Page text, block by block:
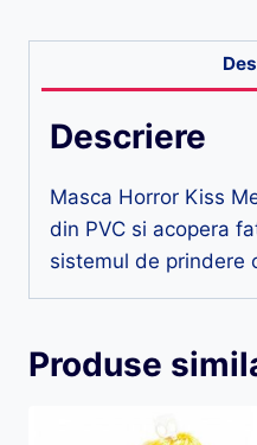
Descriere
Masca Horror Kiss
din PVC si acopera
sistemul de prindere
Produse